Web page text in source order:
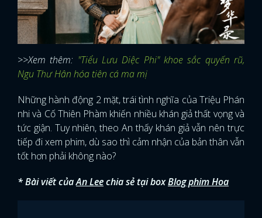
>>Xem thêm: "Tiểu Lưu Diệc Phi" khoe sắc quyến rũ,
Ngu Thư Hân hóa tiên cá ma mị
Những hành động 2 mặt, trái tình nghĩa của Triệu Phán
nhi và Cố Thiên Phàm khiến nhiều khán giả thất vọng và
tức giận. Tuy nhiên, theo An thấy khán giả vẫn nên trực
tiếp đi xem phim, dù sao thì cảm nhận của bản thân vẫn
tốt hơn phải không nào?
* Bài viết củaAn Leechia sẻ tại boxBlog phim Hoa